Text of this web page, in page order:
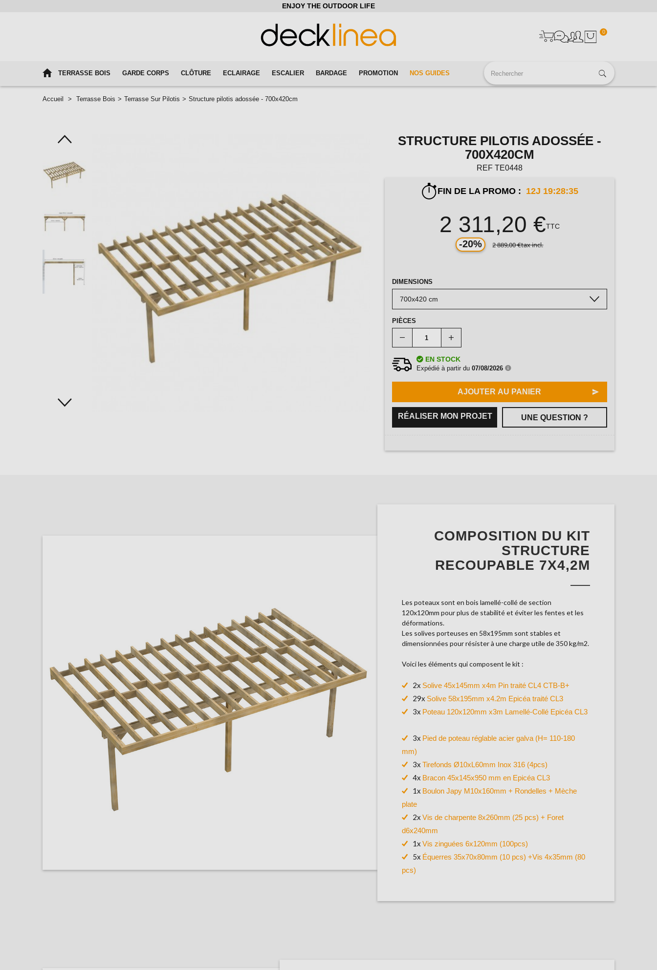
ENJOY THE OUTDOOR LIFE
0
TERRASSE BOIS GARDE CORPS CLÔTURE ECLAIRAGE ESCALIER BARDAGE PROMOTION NOS GUIDES
Accueil > Terrasse Bois > Terrasse Sur Pilotis > Structure pilotis adossée - 700x420cm
STRUCTURE PILOTIS ADOSSÉE -
700X420CM
REF TE0448
FIN DE LA PROMO : 12J 19:28:34
2 311,20 €TTC
-20% 2 889,00 €tax incl.
DIMENSIONS
PIÈCES
EN STOCK
Expédié à partir du 07/08/2026
AJOUTER AU PANIER
RÉALISER MON PROJET UNE QUESTION ?
COMPOSITION DU KIT
STRUCTURE
RECOUPABLE 7X4,2M
Les poteaux sont en bois lamellé-collé de section
120x120mm pour plus de stabilité et éviter les fentes et les
déformations.
Les solives porteuses en 58x195mm sont stables et
dimensionnées pour résister à une charge utile de 350 kg/m2.
Voici les éléments qui composent le kit :
2x Solive 45x145mm x4m Pin traité CL4 CTB-B+
29x Solive 58x195mm x4.2m Epicéa traité CL3
3x Poteau 120x120mm x3m Lamellé-Collé Epicéa CL3
3x Pied de poteau réglable acier galva (H= 110-180
mm)
3x Tirefonds Ø10xL60mm Inox 316 (4pcs)
4x Bracon 45x145x950 mm en Epicéa CL3
1x Boulon Japy M10x160mm + Rondelles + Mèche
plate
2x Vis de charpente 8x260mm (25 pcs) + Foret
d6x240mm
1x Vis zinguées 6x120mm (100pcs)
5x Équerres 35x70x80mm (10 pcs) +Vis 4x35mm (80
pcs)